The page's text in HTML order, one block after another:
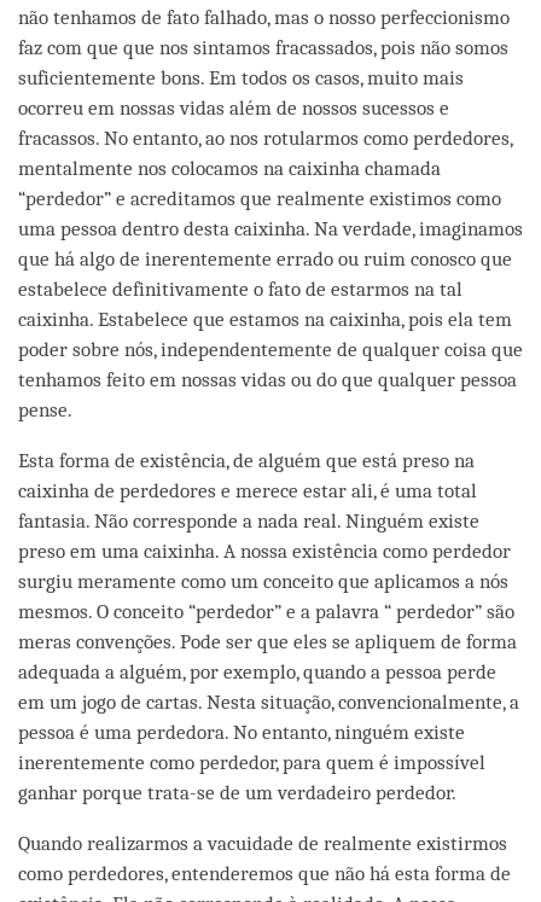
não tenhamos de fato falhado, mas o nosso perfeccionismo
faz com que que nos sintamos fracassados, pois não somos
suficientemente bons. Em todos os casos, muito mais
ocorreu em nossas vidas além de nossos sucessos e
fracassos. No entanto, ao nos rotularmos como perdedores,
mentalmente nos colocamos na caixinha chamada
“perdedor” e acreditamos que realmente existimos como
uma pessoa dentro desta caixinha. Na verdade, imaginamos
que há algo de inerentemente errado ou ruim conosco que
estabelece definitivamente o fato de estarmos na tal
caixinha. Estabelece que estamos na caixinha, pois ela tem
poder sobre nós, independentemente de qualquer coisa que
tenhamos feito em nossas vidas ou do que qualquer pessoa
pense.
Esta forma de existência, de alguém que está preso na
caixinha de perdedores e merece estar ali, é uma total
fantasia. Não corresponde a nada real. Ninguém existe
preso em uma caixinha. A nossa existência como perdedor
surgiu meramente como um conceito que aplicamos a nós
mesmos. O conceito “perdedor” e a palavra “ perdedor” são
meras convenções. Pode ser que eles se apliquem de forma
adequada a alguém, por exemplo, quando a pessoa perde
em um jogo de cartas. Nesta situação, convencionalmente, a
pessoa é uma perdedora. No entanto, ninguém existe
inerentemente como perdedor, para quem é impossível
ganhar porque trata-se de um verdadeiro perdedor.
Quando realizarmos a vacuidade de realmente existirmos
como perdedores, entenderemos que não há esta forma de